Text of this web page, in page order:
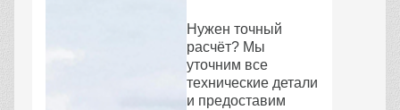
Нужен точный
расчёт? Мы
уточним все
технические детали
и предоставим